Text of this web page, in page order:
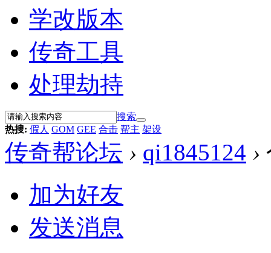
学改版本
传奇工具
处理劫持
搜索
热搜: 假人 GOM GEE 合击 帮主 架设
传奇帮论坛 › qi1845124 ›
加为好友
发送消息